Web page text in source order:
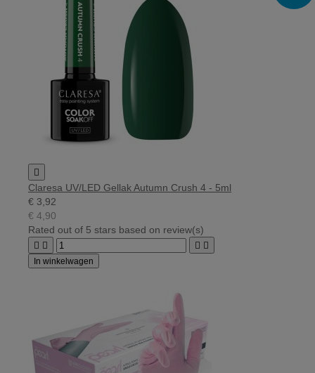

Claresa UV/LED Gellak Autumn Crush 4 - 5ml
€ 3,92
€ 4,90
Rated out of 5 stars based on review(s)
   
In winkelwagen